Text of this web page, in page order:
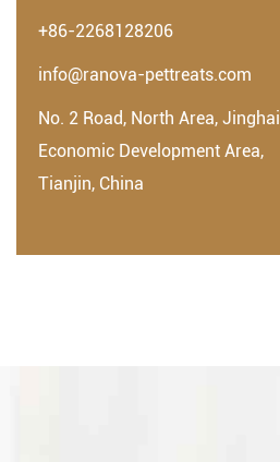
+86-2268128206
info@ranova-pettreats.com
No. 2 Road, North Area, Jinghai
Economic Development Area,
Tianjin, China